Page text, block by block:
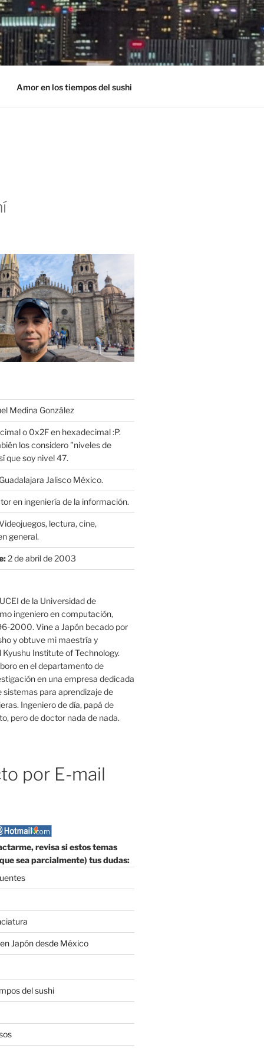
Amor en los tiempos del sushi
Medina González
o 0x2F en hexadecimal :P.
los considero "niveles de
que soy nivel 47.
Jalisco México.
en ingeniería de la información.
lectura, cine,
general.
2 de abril de 2003
de la Universidad de
ingeniero en computación,
2000. Vine a Japón becado por
y obtuve mi maestría y
Institute of Technology.
en el departamento de
en una empresa dedicada
sistemas para aprendizaje de
Ingeniero de día, papá de
pero de doctor nada de nada.
por E-mail
revisa si estos temas
sea parcialmente) tus dudas:
Japón desde México
del sushi